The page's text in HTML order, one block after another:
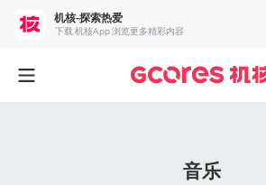
音乐
机核-探索热爱
下载 机核App 浏览更多精彩内容